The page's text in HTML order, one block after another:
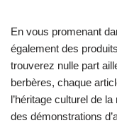
En vous promenant
également des
trouverez nulle part
berbères, chaque
l’héritage culturel de
des démonstrations